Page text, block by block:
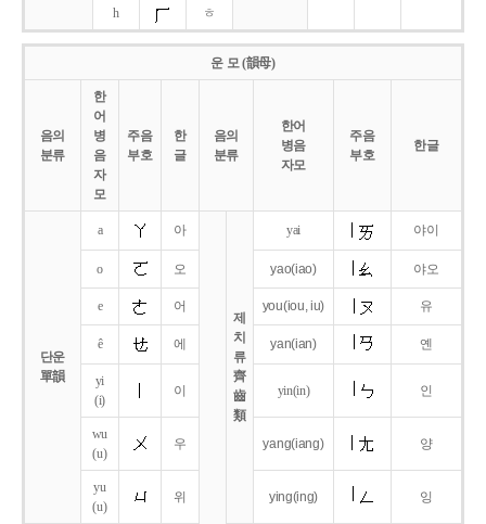
h ㅎ
운 모 (韻母)
음의
분류
한
어
병
음
자
모
주음
부호
한
글
음의
분류
한어
병음
자모
주음
부호
한글
단운
單韻
a 아
제
치
류
齊
齒
類
yai 야이
o 오 yao(iao) 야오
e 어 you(iou,iu) 유
ê 에 yan(ian) 옌
yi
(i)
이 yin(in) 인
wu
(u)
우 yang(iang) 양
yu
(u)
위 ying(ing) 잉